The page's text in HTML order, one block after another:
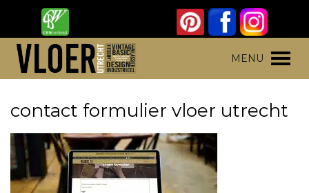
content
MENU
contact formulier vloer utrecht